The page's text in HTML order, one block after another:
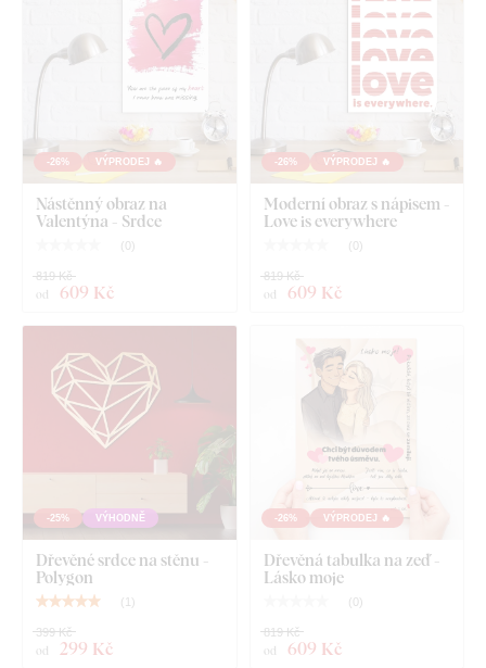
Co najdete v balení?
Romantický 3D obraz ze dřeva - Srdce z růží
Předem namontovaný háček / háčky na druhé straně
Přehledný návod k montáži
-26% VÝPRODEJ 🔥
Nástěnný obraz na
Valentýna - Srdce
( 0)
od 609 Kč
819 Kč
-26% VÝPRODEJ 🔥
Moderní obraz s nápisem -
Love is everywhere
( 0)
od 609 Kč
819 Kč
-25% VÝHODNĚ
Dřevěné srdce na stěnu -
Polygon
( 1 )
od 299 Kč
399 Kč
-26% VÝPRODEJ 🔥
Dřevěná tabulka na zeď -
Lásko moje
( 0)
od 609 Kč
819 Kč